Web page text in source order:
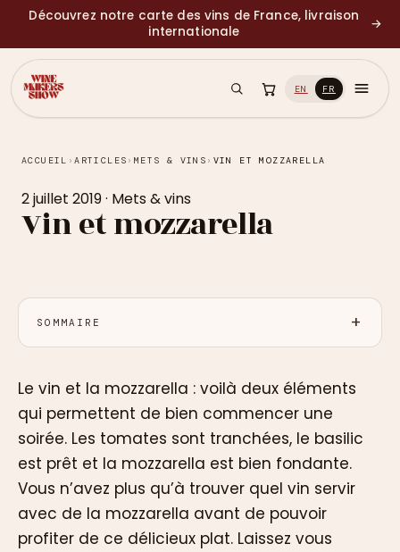
Découvrez notre carte des vins de France, livraison
internationale
→
EN FR
ACCUEIL ›ARTICLES › METS & VINS › VIN ET MOZZARELLA
2 juillet 2019· Mets & vins
Vin et mozzarella
SOMMAIRE
Le vin et la mozzarella : voilà deux éléments
qui permettent de bien commencer une
soirée. Les tomates sont tranchées, le basilic
est prêt et la mozzarella est bien fondante.
Vous n’avez plus qu’à trouver quel vin servir
avec de la mozzarella avant de pouvoir
profiter de ce délicieux plat. Laissez vous